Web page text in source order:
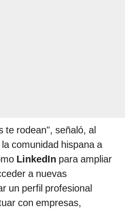
te rodean", señaló, al
comunidad hispana a
LinkedIn para ampliar
a nuevas
un perfil profesional
con empresas,